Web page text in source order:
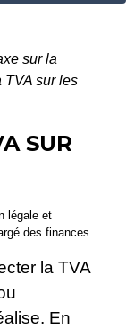
sur la
TVA sur les
SUR
légale et
des finances
la TVA
En